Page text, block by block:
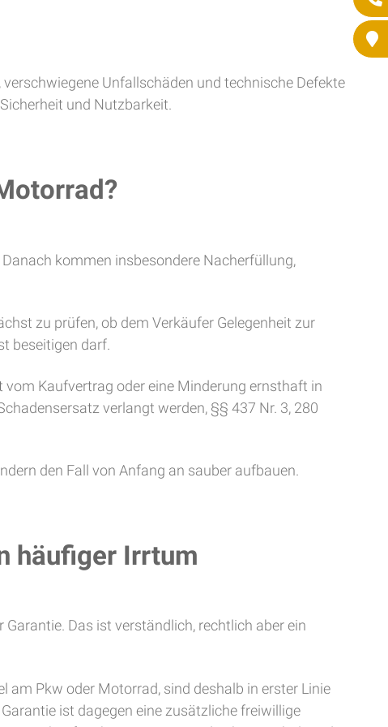
Unfallschäden und technische Defekte
und Nutzbarkeit.
kommen insbesondere Nacherfüllung,
zu prüfen, ob dem Verkäufer Gelegenheit zur
beseitigen darf.
Kaufvertrag oder eine Minderung ernsthaft in
verlangt werden, §§ 437 Nr. 3, 280
den Fall von Anfang an sauber aufbauen.
häufiger Irrtum
Das ist verständlich, rechtlich aber ein
am Pkw oder Motorrad, sind deshalb in erster Linie
ist dagegen eine zusätzliche freiwillige